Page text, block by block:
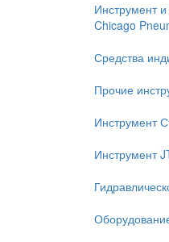
Инструмент
Chicago
Средства
Прочие
Инструмент
Инструмент